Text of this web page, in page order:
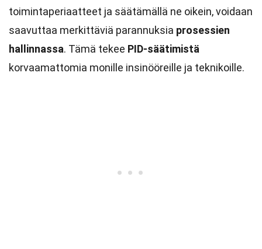
toimintaperiaatteet ja säätämällä ne oikein, voidaan
saavuttaa merkittäviä parannuksia prosessien
hallinnassa. Tämä tekee PID-säätimistä
korvaamattomia monille insinööreille ja teknikoille.